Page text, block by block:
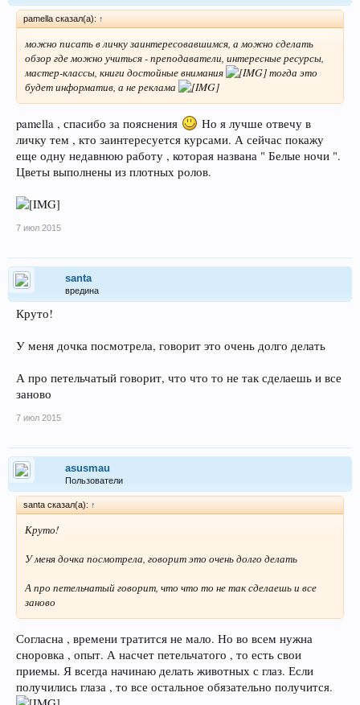
pamella сказал(а): ↑
можно писать в личку заинтересовавшимся, а можно сделать
обзор где можно учиться - преподаватели, интересные ресурсы,
мастер-классы, книги достойные внимания
тогда это
будет информатив, а не реклама
pamella , спасибо за пояснения
Но я лучше отвечу в
личку тем , кто заинтересуется курсами. А сейчас покажу
еще одну недавнюю работу , которая названа " Белые ночи ".
Цветы выполнены из плотных ролов.
7 июл 2015
santa
вредина
Круто!
У меня дочка посмотрела, говорит это очень долго делать
А про петельчатый говорит, что что то не так сделаешь и все
заново
7 июл 2015
asusmau
Пользователи
santa сказал(а): ↑
Круто!
У меня дочка посмотрела, говорит это очень долго делать
А про петельчатый говорит, что что то не так сделаешь и все
заново
Согласна , времени тратится не мало. Но во всем нужна
сноровка , опыт. А насчет петельчатого , то есть свои
приемы. Я всегда начинаю делать животных с глаз. Если
получились глаза , то все остальное обязательно получится.